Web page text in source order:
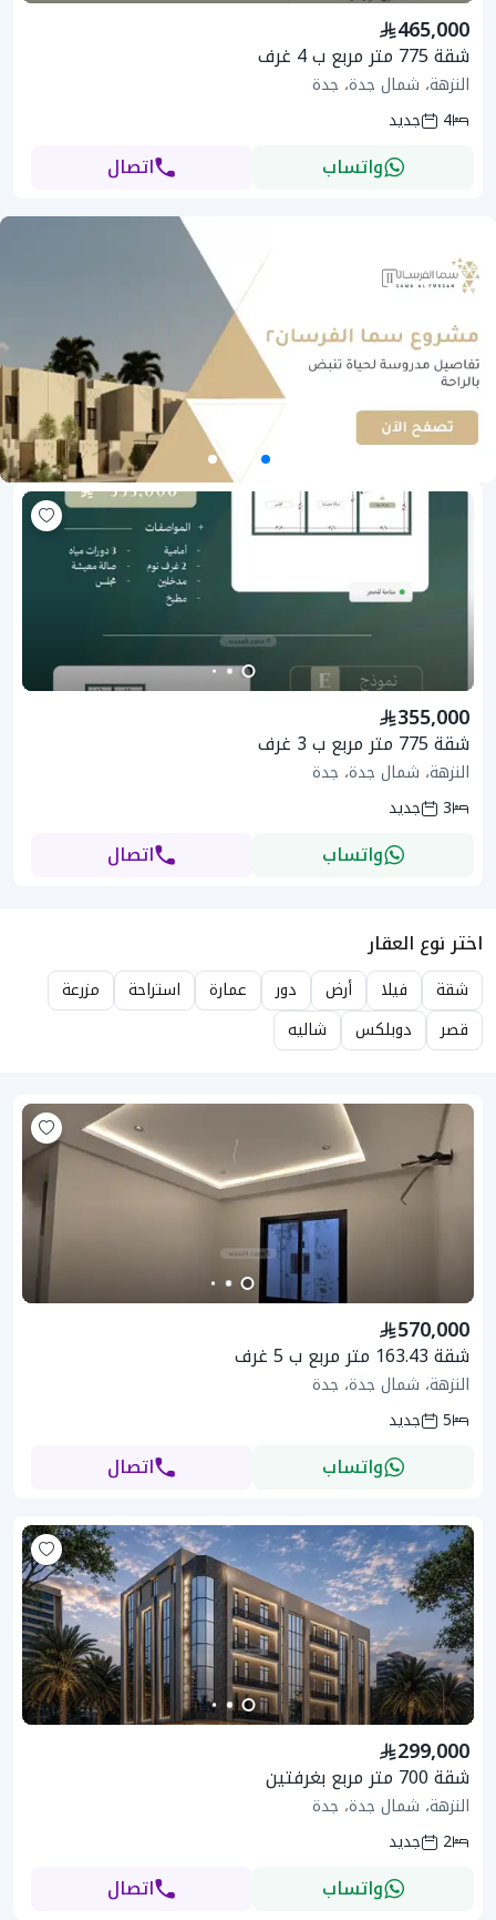
465,000
شقة 775 متر مربع ب 4 غرف
النزهة، شمال جدة، جدة
4
جديد
واتساب اتصال
355,000
شقة 775 متر مربع ب 3 غرف
النزهة، شمال جدة، جدة
3
جديد
واتساب اتصال
اختر نوع العقار
شقة فيلا أرض دور عمارة استراحة
مزرعة
قصر
دوبلكس شاليه
570,000
شقة 163.43 متر مربع ب 5 غرف
النزهة، شمال جدة، جدة
5
جديد
واتساب اتصال
299,000
شقة 700 متر مربع بغرفتين
النزهة، شمال جدة، جدة
2
جديد
واتساب اتصال